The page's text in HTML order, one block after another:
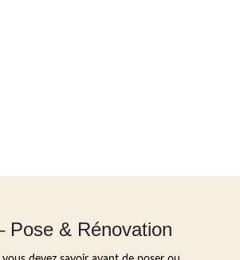
Pose & Rénovation